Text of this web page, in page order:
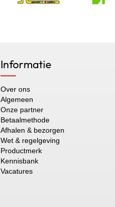
Informatie
Over ons
Algemeen
Onze partner
Betaalmethode
Afhalen & bezorgen
Wet & regelgeving
Productmerk
Kennisbank
Vacatures